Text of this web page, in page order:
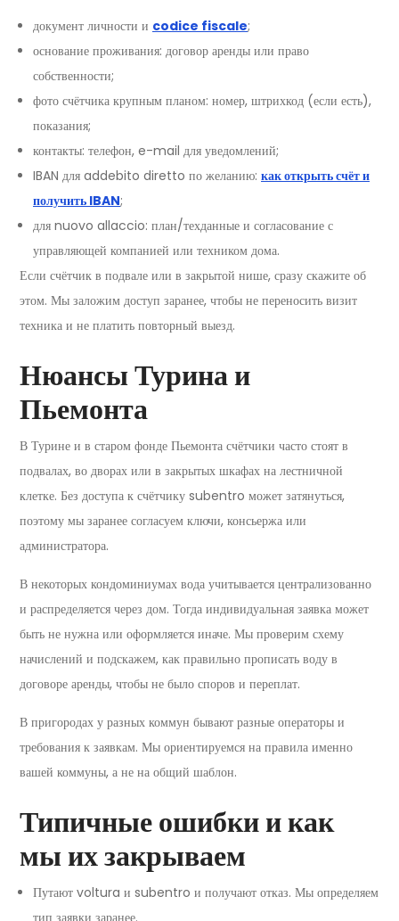
документ личности и codice fiscale;
основание проживания: договор аренды или право
собственности;
фото счётчика крупным планом: номер, штрихкод (если есть),
показания;
контакты: телефон, e-mail для уведомлений;
IBAN для addebito diretto по желанию: как открыть счёт и
получить IBAN;
для nuovo allaccio: план/техданные и согласование с
управляющей компанией или техником дома.
Если счётчик в подвале или в закрытой нише, сразу скажите об
этом. Мы заложим доступ заранее, чтобы не переносить визит
техника и не платить повторный выезд.
Нюансы Турина и
Пьемонта
В Турине и в старом фонде Пьемонта счётчики часто стоят в
подвалах, во дворах или в закрытых шкафах на лестничной
клетке. Без доступа к счётчику subentro может затянуться,
поэтому мы заранее согласуем ключи, консьержа или
администратора.
В некоторых кондоминиумах вода учитывается централизованно
и распределяется через дом. Тогда индивидуальная заявка может
быть не нужна или оформляется иначе. Мы проверим схему
начислений и подскажем, как правильно прописать воду в
договоре аренды, чтобы не было споров и переплат.
В пригородах у разных коммун бывают разные операторы и
требования к заявкам. Мы ориентируемся на правила именно
вашей коммуны, а не на общий шаблон.
Типичные ошибки и как
мы их закрываем
Путают voltura и subentro и получают отказ. Мы определяем
тип заявки заранее.